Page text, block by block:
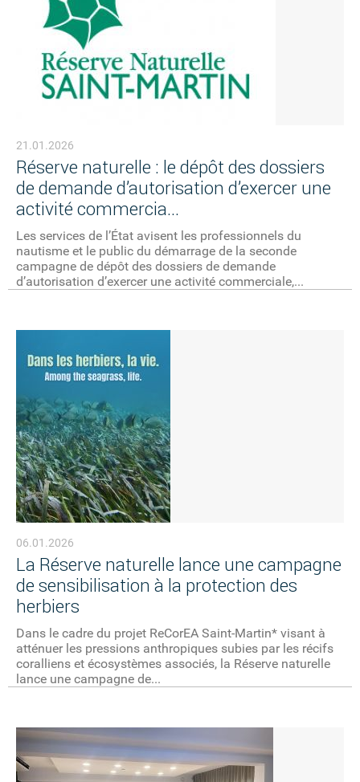
21.01.2026
Réserve naturelle : le dépôt des dossiers
de demande d’autorisation d’exercer une
activité commercia...
Les services de l’État avisent les professionnels du
nautisme et le public du démarrage de la seconde
campagne de dépôt des dossiers de demande
d’autorisation d’exercer une activité commerciale,...
06.01.2026
La Réserve naturelle lance une campagne
de sensibilisation à la protection des
herbiers
Dans le cadre du projet ReCorEA Saint-Martin* visant à
atténuer les pressions anthropiques subies par les récifs
coralliens et écosystèmes associés, la Réserve naturelle
lance une campagne de...